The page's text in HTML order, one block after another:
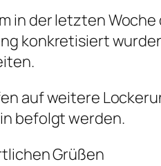
in der letzten
konkretisiert
auf weitere
befolgt werden.
Grüßen